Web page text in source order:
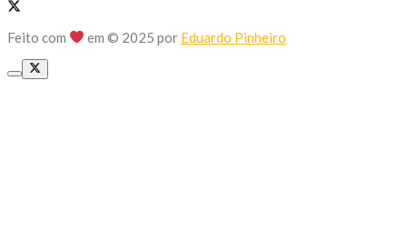
Feito com em © 2025 por Eduardo Pinheiro